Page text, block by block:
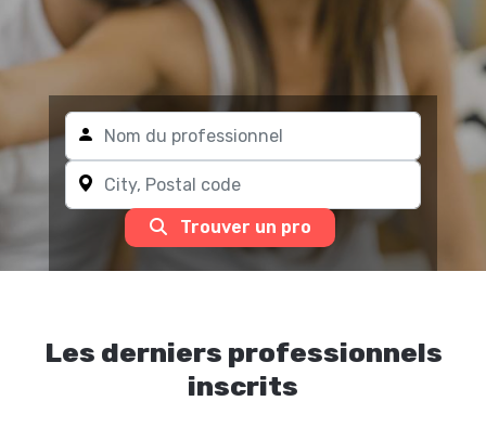
Trouver un pro
Les derniers professionnels
inscrits